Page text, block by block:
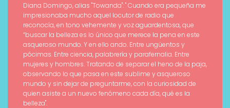
Diana Domingo, alias "Towanda": " Cuando era pequeña me
impresionaba mucho aquel locutor de radio que
reconocía, en tono vehemente y voz aguardentosa, que
“buscar la belleza es lo único que merece la pena en este
asqueroso mundo. Y en ello ando. Entre ungüentos y
pócimas. Entre ciencia, palabrería y parafernalia. Entre
mujeres y hombres. Tratando de separar el heno de la paja,
observando lo que pasa en este sublime y asqueroso
mundo y sin dejar de preguntarme, con la curiosidad de
quien asiste a un nuevo fenómeno cada día, qué es la
belleza".